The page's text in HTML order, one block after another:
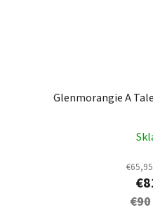
Glenmorangie A
€90